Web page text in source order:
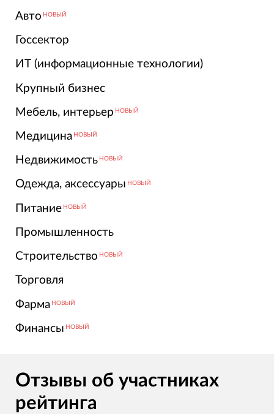
Авто НОВЫЙ
Госсектор
ИТ (информационные технологии)
Крупный бизнес
Мебель, интерьер НОВЫЙ
Медицина НОВЫЙ
Недвижимость НОВЫЙ
Одежда, аксессуары НОВЫЙ
Питание НОВЫЙ
Промышленность
Строительство НОВЫЙ
Торговля
Фарма НОВЫЙ
Финансы НОВЫЙ
Отзывы об участниках
рейтинга